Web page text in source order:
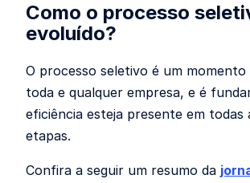
Como o processo
evoluído?
O processo seletivo é um momento
toda e qualquer empresa, e é
eficiência esteja presente em todas
etapas.
Confira a seguir um resumo da